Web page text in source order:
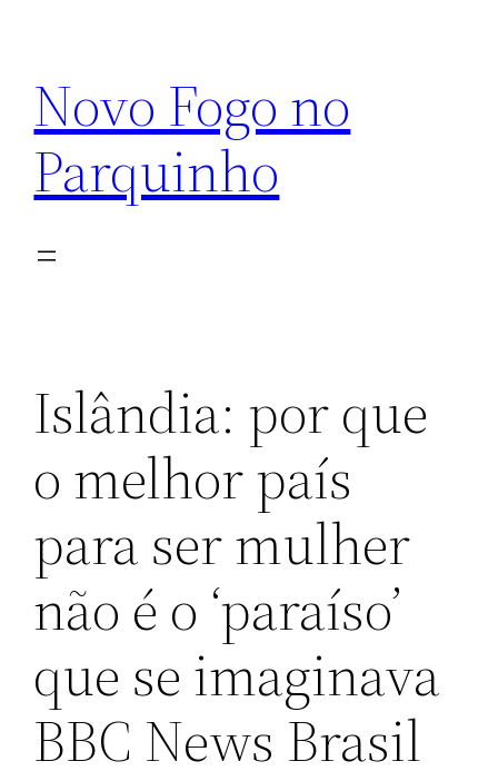
conteúdo
Novo Fogo no
Parquinho
Islândia: por que
o melhor país
para ser mulher
não é o ‘paraíso’
que se imaginava
BBC News Brasil